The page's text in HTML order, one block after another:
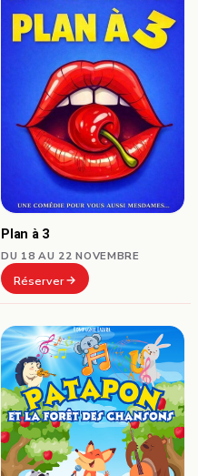
Plan à 3
DU 18 AU 22 NOVEMBRE
Réserver